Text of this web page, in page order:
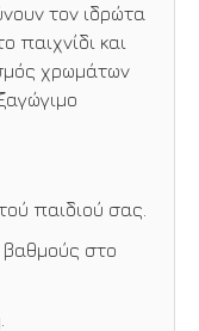
τον ιδρώτα
παιχνίδι και
χρωμάτων
παιδιού σας.
βαθμούς στο